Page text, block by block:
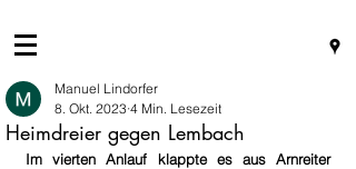
Heimdreier gegen Lembach
Manuel Lindorfer
8. Okt. 2023 4 Min. Lesezeit
Im vierten Anlauf klappte es aus Arnreiter